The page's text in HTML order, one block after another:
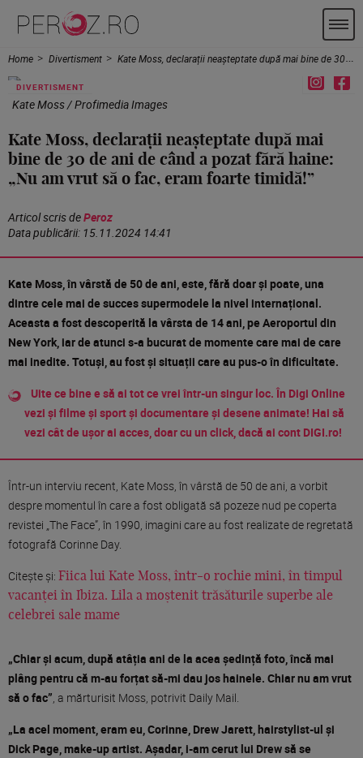
Home Divertisment Kate Moss, declarații neașteptate după mai bine de 30 de ani de când a pozat fără haine: „Nu am vrut să o fac, eram foarte timidă!”
DIVERTISMENT
Kate Moss / Profimedia Images
Kate Moss, declarații neașteptate după mai
bine de 30 de ani de când a pozat fără haine:
„Nu am vrut să o fac, eram foarte timidă!”
Articol scris dePeroz
Data publicării: 15.11.2024 14:41
Kate Moss, în vârstă de 50 de ani, este, fără doar și poate, una
dintre cele mai de succes supermodele la nivel internațional.
Aceasta a fost descoperită la vârsta de 14 ani, pe Aeroportul din
New York, iar de atunci s-a bucurat de momente care mai de care
mai inedite. Totuși, au fost și situații care au pus-o în dificultate.
Uite ce bine e să ai tot ce vrei într-un singur loc. În Digi Online
vezi și filme și sport și documentare și desene animate! Hai să
vezi cât de ușor ai acces, doar cu un click, dacă ai cont DIGI.ro!
Într-un interviu recent, Kate Moss, în vârstă de 50 de ani, a vorbit
despre momentul în care a fost obligată să pozeze nud pe coperta
revistei „The Face”, în 1990, imagini care au fost realizate de regretată
fotografă Corinne Day.
Citește și: Fiica lui Kate Moss, într-o rochie mini, în timpul
vacanței în Ibiza. Lila a moștenit trăsăturile superbe ale
celebrei sale mame
„Chiar și acum, după atâția ani de la acea ședință foto, încă mai
plâng pentru că m-au forțat să-mi dau jos hainele. Chiar nu am vrut
să o fac”, a mărturisit Moss, potrivit Daily Mail.
„La acel moment, eram eu, Corinne, Drew Jarett, hairstylist-ul și
Dick Page, make-up artist. Așadar, i-am cerut lui Drew să se